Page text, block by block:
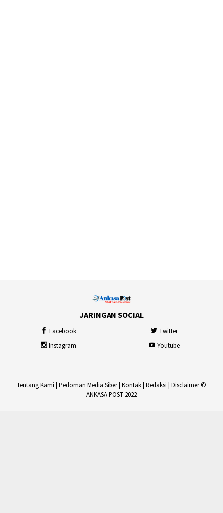
JARINGAN SOCIAL
Facebook
Twitter
Instagram
Youtube
Tentang Kami | Pedoman Media Siber| Kontak| Redaksi | Disclaimer©
ANKASA POST 2022